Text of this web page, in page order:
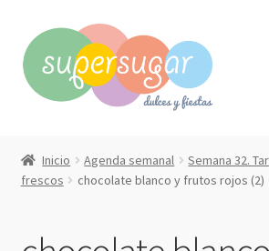
a
la
navegación
al
contenido
Compra online
Inicio Agenda semanal
Semana 32.
frescos
chocolate blanco y frutos rojos (2)